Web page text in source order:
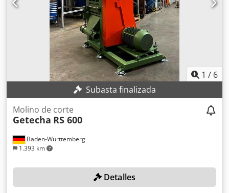
1 / 6
Subasta finalizada
Baden-Württemberg
1.393 km
Molino de corte
Getecha RS 600
Detalles